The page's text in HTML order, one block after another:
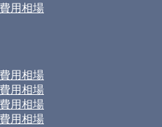
用相場
用相場
用相場
用相場
用相場